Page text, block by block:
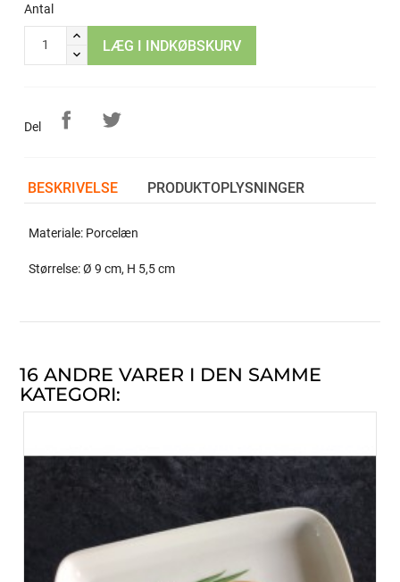
Antal
LÆG I INDKØBSKURV
Del
BESKRIVELSE PRODUKTOPLYSNINGER
Materiale: Porcelæn
Størrelse: Ø 9 cm, H 5,5 cm
16 ANDRE VARER I DEN SAMME
KATEGORI: